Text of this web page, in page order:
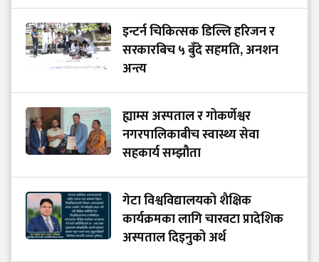
इन्टर्न चिकित्सक डिल्लि हरिजन र
सरकारबिच ५ बुँदे सहमति, अनशन
अन्त्य
ह्याम्स अस्पताल र गोकर्णेश्वर
नगरपालिकाबीच स्वास्थ्य सेवा
सहकार्य सम्झौता
गेटा विश्वविद्यालयको शैक्षिक
कार्यक्रमका लागि चारवटा प्रादेशिक
अस्पताल दिइनुको अर्थ